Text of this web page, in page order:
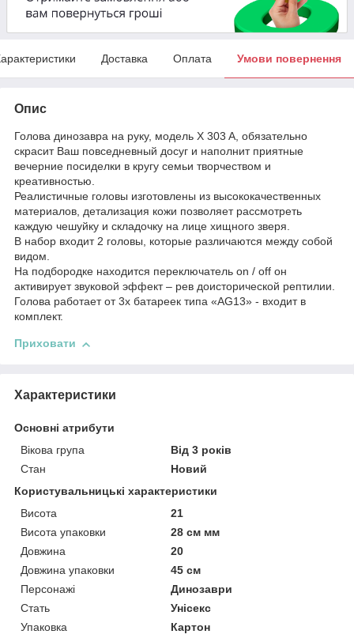
Доставка Оплата Умови повернення
Опис
Голова динозавра на руку, модель X 303 A, обязательно
скрасит Ваш повседневный досуг и наполнит приятные
вечерние посиделки в кругу семьи творчеством и
креативностью.
Реалистичные головы изготовлены из высококачественных
материалов, детализация кожи позволяет рассмотреть
каждую чешуйку и складочку на лице хищного зверя.
В набор входит 2 головы, которые различаются между собой
видом.
На подбородке находится переключатель on / off он
активирует звуковой эффект – рев доисторической рептилии.
Голова работает от 3х батареек типа «AG13» - входит в
комплект.
Приховати
Характеристики
Основні атрибути
Вікова група
Від 3 років
Стан
Новий
Користувальницькі характеристики
Висота
21
Висота упаковки
28 см мм
Довжина
20
Довжина упаковки
45 см
Персонажі
Динозаври
Стать
Унісекс
Упаковка
Картон